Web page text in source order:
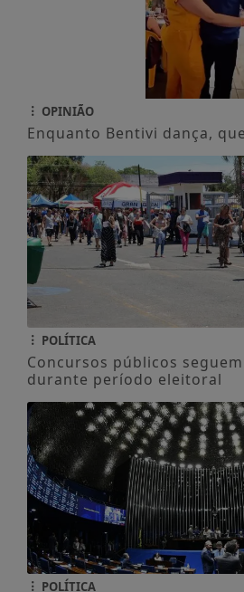
OPINIÃO
Enquanto Bentivi dança,
POLÍTICA
Concursos públicos
durante período eleitoral
POLÍTICA